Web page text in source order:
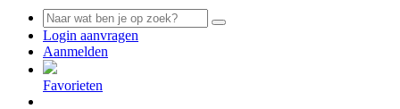
Login aanvragen
Aanmelden
Favorieten